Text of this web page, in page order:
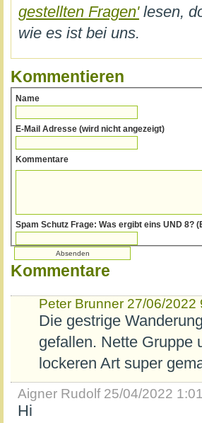
gestellten Fragen'lesen,
wie es ist bei uns.
Kommentieren
Name
E-Mail Adresse (wird nicht angezeigt)
Kommentare
Spam
Kommentare
Peter Brunner 27/06/2022
Die gestrige
gefallen. Nette Gruppe
lockeren Art super
Aigner Rudolf 25/04/2022
Hi